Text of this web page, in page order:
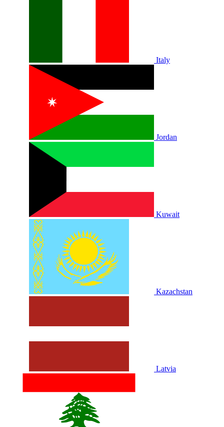
Italy
Jordan
Kuwait
Kazachstan
Latvia